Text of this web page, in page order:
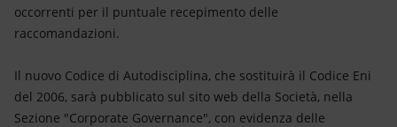
occorrenti per il puntuale recepimento delle
raccomandazioni.
Il nuovo Codice di Autodisciplina, che sostituirà il Codice Eni
del 2006, sarà pubblicato sul sito web della Società, nella
Sezione "Corporate Governance", con evidenza delle